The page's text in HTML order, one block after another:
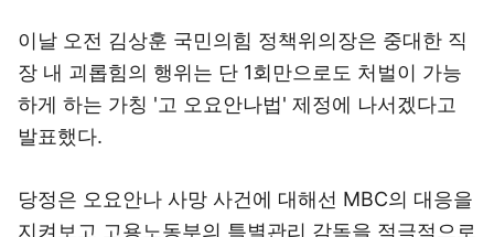
이날 오전 김상훈 국민의힘 정책위의장은 중대한 직
장 내 괴롭힘의 행위는 단 1회만으로도 처벌이 가능
하게 하는 가칭 '고 오요안나법' 제정에 나서겠다고
발표했다.
당정은 오요안나 사망 사건에 대해선 MBC의 대응을
지켜보고 고용노동부의 특별관리 감독을 적극적으로